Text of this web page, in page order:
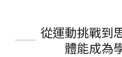
從運動挑戰到
體能成為